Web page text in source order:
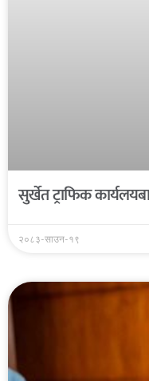
सुर्खेत ट्राफिक
२०८३-साउन-१९